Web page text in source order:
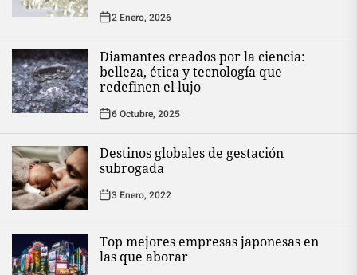
2 Enero, 2026
Diamantes creados por la ciencia:
belleza, ética y tecnología que
redefinen el lujo
6 Octubre, 2025
Destinos globales de gestación
subrogada
3 Enero, 2022
Top mejores empresas japonesas en
las que aborar